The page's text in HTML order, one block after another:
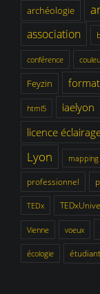
archéologie
association
conférence
Feyzin
html5 iaelyon
licence
Lyon mapping
professionnel
TEDx
Vienne voeux
écologie